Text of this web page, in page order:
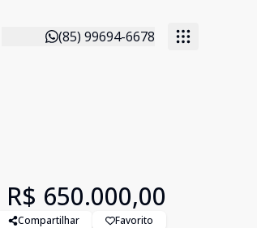
(85) 99694-6678
R$ 650.000,00
Compartilhar Favorito